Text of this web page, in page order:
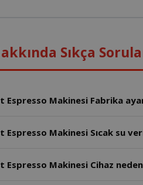
Sıkça
Makinesi Fabrika
Makinesi Sıcak su
Makinesi Cihaz neden